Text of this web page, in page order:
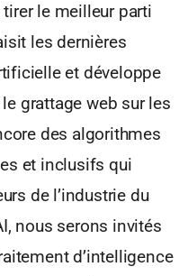
le meilleur parti
les dernières
et développe
grattage web sur les
des algorithmes
et inclusifs qui
de l’industrie du
nous serons invités
d’intelligence